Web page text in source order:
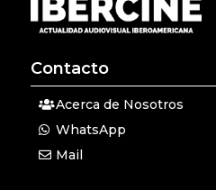
Contacto
Acerca de Nosotros
WhatsApp
Mail